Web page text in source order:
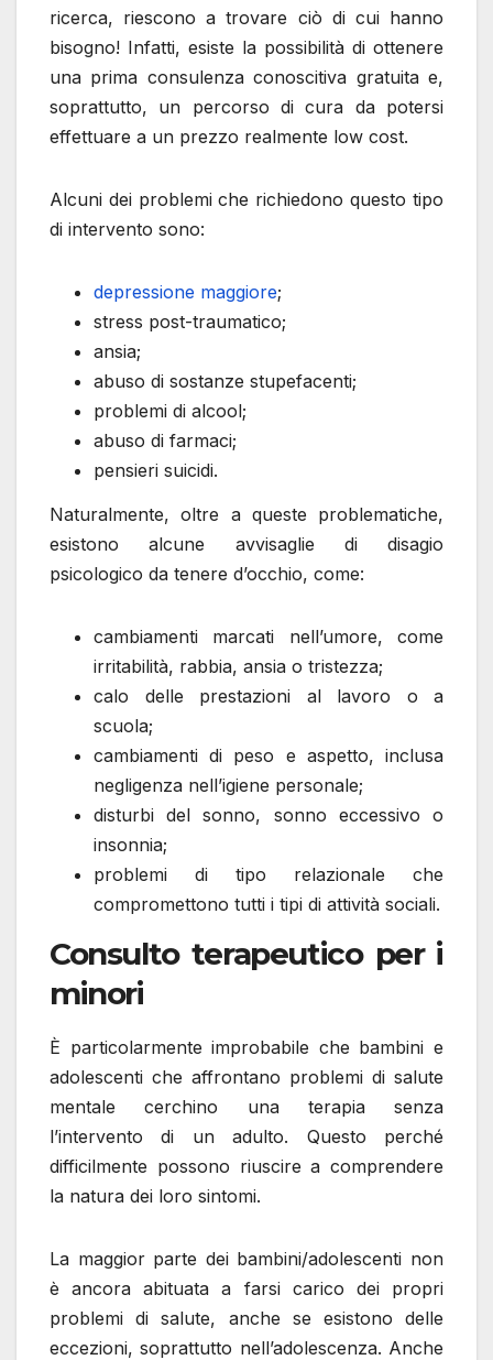
ricerca, riescono a trovare ciò di cui hanno
bisogno! Infatti, esiste la possibilità di ottenere
una prima consulenza conoscitiva gratuita e,
soprattutto, un percorso di cura da potersi
effettuare a un prezzo realmente low cost.
Alcuni dei problemi che richiedono questo tipo
di intervento sono:
depressione maggiore;
stress post-traumatico;
ansia;
abuso di sostanze stupefacenti;
problemi di alcool;
abuso di farmaci;
pensieri suicidi.
Naturalmente, oltre a queste problematiche,
esistono alcune avvisaglie di disagio
psicologico da tenere d’occhio, come:
cambiamenti marcati nell’umore, come
irritabilità, rabbia, ansia o tristezza;
calo delle prestazioni al lavoro o a
scuola;
cambiamenti di peso e aspetto, inclusa
negligenza nell’igiene personale;
disturbi del sonno, sonno eccessivo o
insonnia;
problemi di tipo relazionale che
compromettono tutti i tipi di attività sociali.
Consulto terapeutico per i
minori
È particolarmente improbabile che bambini e
adolescenti che affrontano problemi di salute
mentale cerchino una terapia senza
l’intervento di un adulto. Questo perché
difficilmente possono riuscire a comprendere
la natura dei loro sintomi.
La maggior parte dei bambini/adolescenti non
è ancora abituata a farsi carico dei propri
problemi di salute, anche se esistono delle
eccezioni, soprattutto nell’adolescenza. Anche